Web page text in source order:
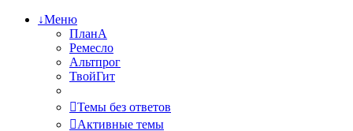
↓Меню
ПланА
Ремесло
Альтпрог
ТвойГит
Темы без ответов
Активные темы